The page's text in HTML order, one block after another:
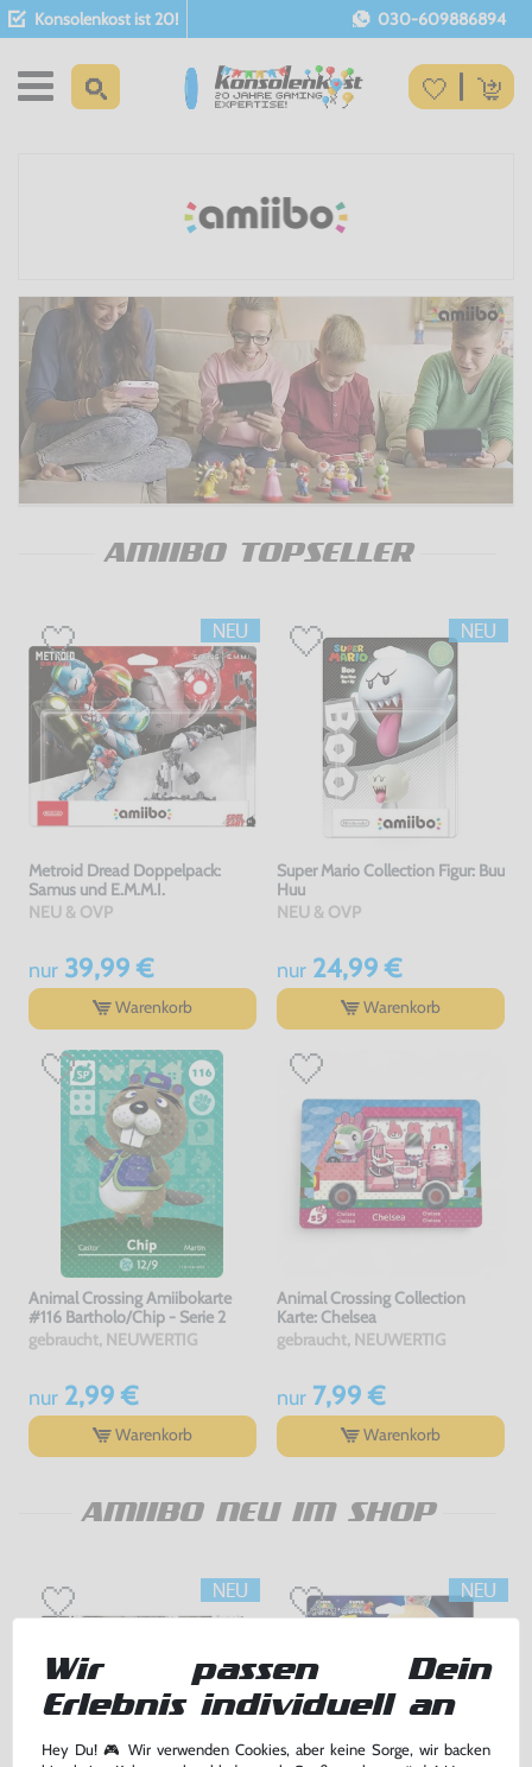
Konsolenkost ist 20! 030-609886894
AMIIBO TOPSELLER
Metroid Dread Doppelpack:
Samus und E.M.M.I.
NEU & OVP
nur39,99 €
Warenkorb
Super Mario Collection Figur: Buu
Huu
NEU & OVP
nur24,99 €
Warenkorb
Animal Crossing Amiibokarte
#116 Bartholo/Chip - Serie 2
gebraucht, NEUWERTIG
nur2,99 €
Warenkorb
Animal Crossing Collection
Karte: Chelsea
gebraucht, NEUWERTIG
nur7,99 €
Warenkorb
AMIIBO NEU IM SHOP
Wir passen Dein
Erlebnis individuell an
Hey Du! 🎮 Wir verwenden Cookies, aber keine Sorge, wir backen